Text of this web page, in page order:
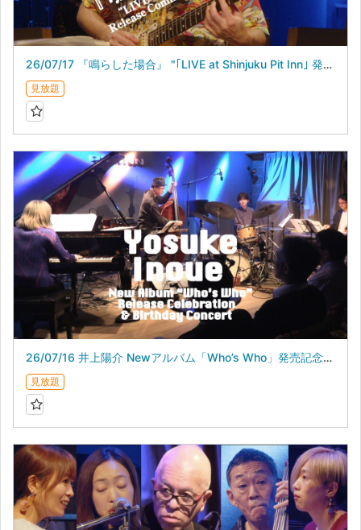
26/07/17 『鳴らした場合』 "｢LIVE at Shinjuku Pit Inn｣ 発売記念ライブ”
見放題
26/07/16 井上陽介 Newアルバム「Who’s Who」発売記念＆バースデイライブ
見放題